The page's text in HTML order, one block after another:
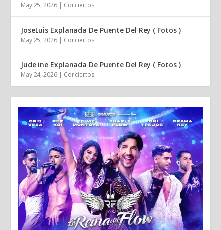
May 25, 2026 | Conciertos
JoseLuis Explanada De Puente Del Rey ( Fotos )
May 25, 2026 | Conciertos
Judeline Explanada De Puente Del Rey ( Fotos )
May 24, 2026 | Conciertos